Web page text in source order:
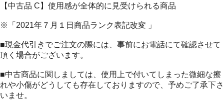
【中古品 C】使用感が全体的に見受けられる商品
※「2021年７月１日商品ランク表記改変 」
■現金代引きでご注文の際には、事前にお電話にて確認させて
頂く場合がございます。
■中古商品に関しましては、使用上で付いてしまった微細な擦
れや小傷がどうしても存在しておりますので、予めご了承下さ
いませ。